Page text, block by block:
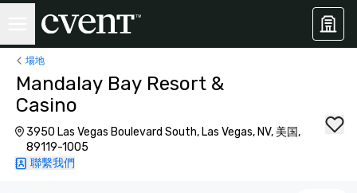
場地
Mandalay Bay Resort &
Casino
3950 Las Vegas Boulevard South, Las Vegas, NV, 美国,
89119-1005
聯繫我們